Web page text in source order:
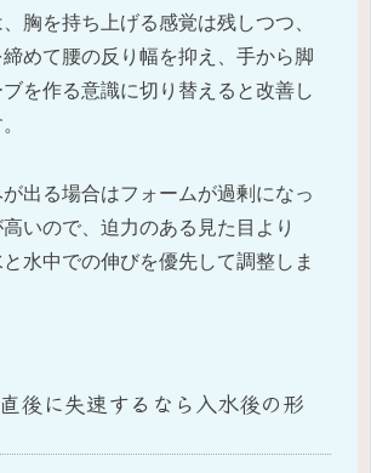
胸を持ち上げる感覚は残しつつ、
めて腰の反り幅を抑え、手から脚
を作る意識に切り替えると改善し
出る場合はフォームが過剰になっ
いので、迫力のある見た目より
水中での伸びを優先して調整しま
後に失速するなら入水後の形